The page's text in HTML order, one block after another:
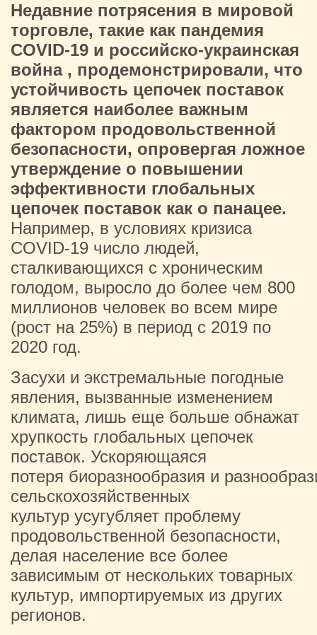
Недавние потрясения в мировой
торговле, такие как пандемия
COVID-19 и российско-украинская
война, продемонстрировали, что
устойчивость цепочек поставок
является наиболее важным
фактором продовольственной
безопасности, опровергая ложное
утверждение о повышении
эффективности глобальных
цепочек поставок как о панацее.
Например, в условиях кризиса
COVID-19 число людей,
сталкивающихся с хроническим
голодом, выросло до более чем 800
миллионов человек во всем мире
(рост на 25%) в период с 2019 по
2020 год.
Засухи и экстремальные погодные
явления, вызванные изменением
климата, лишь еще больше обнажат
хрупкость глобальных цепочек
поставок. Ускоряющаяся
потеря биоразнообразия и
сельскохозяйственных
культур усугубляет проблему
продовольственной безопасности,
делая население все более
зависимым от нескольких товарных
культур, импортируемых из других
регионов.